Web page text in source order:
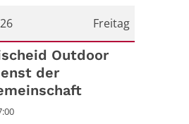
Freitag
2026Outdoor
der